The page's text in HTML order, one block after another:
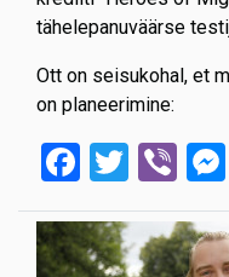
tähelepanuväärse
Ott on seisukohal, et
on planeerimine: